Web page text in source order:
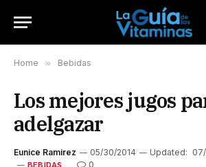
Home » Bebidas
Los mejores jugos
adelgazar
Eunice Ramirez 05/30/2014 Updated:
BEBIDAS 0